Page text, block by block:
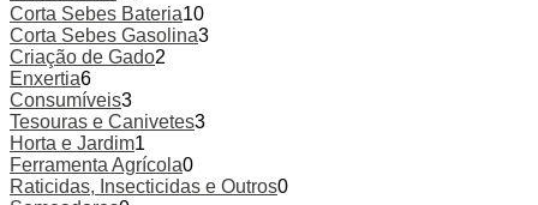
Corta Sebes Bateria10
Corta Sebes Gasolina3
Criação de Gado2
Enxertia6
Consumíveis3
Tesouras e Canivetes3
Horta e Jardim1
Ferramenta Agrícola0
Raticidas, Insecticidas e Outros0